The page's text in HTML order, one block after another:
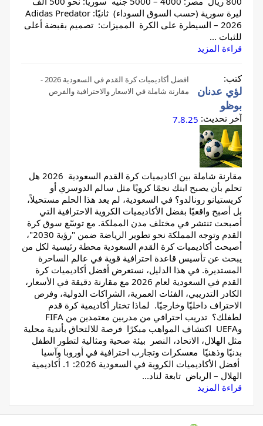
ليرة سورية (حسب السوق السوداء) ثانيًا: Adidas Predator
2026 – السيطرة على الكرة المميزات: تصميم بقبضة أعلى
للثبات ...
قراءة المزيد
افضل أكاديميات كرة القدم في السعودية 2026 -
مقارنة شاملة في الاسعار والاحترافية والفرص
كتب:
لؤي عدنان
بوظو
آخر تحديث: 7.8.25
مقارنة شاملة بين اكاديميات كرة القدم السعودية 2026 هل
تحلم بأن يصبح ابنك نجمًا كرويًا مثل سالم الدوسري أو
كريستيانو رونالدو؟ في السعودية، لم يعد هذا الحلم مستحيلاً،
بل أصبح واقعيًا بفضل الأكاديميات الكروية الاحترافية التي
أصبحت تنتشر في مختلف مدن المملكة. مع توسّع سوق كرة
القدم وتوجه المملكة نحو تطوير الرياضة ضمن "رؤية 2030"،
أصبحت أكاديميات كرة القدم السعودية محطة رئيسية لكل من
يبحث عن تأسيس قاعدة احترافية قوية في عالم الساحرة
المستديرة. في هذا الدليل، نستعرض أفضل أكاديميات كرة
القدم في السعودية لعام 2026 مع مقارنة دقيقة في الأسعار،
الكادر التدريبي، الفئات العمرية، الشراكات الدولية، وفرص
الاحتراف داخليًا وخارجيًا. لماذا تختار أكاديمية كرة قدم
لطفلك؟ تدريب احترافي من مدربين معتمدين من FIFA
وUEFA اكتشاف المواهب مبكرًا فرصة للالتحاق بأندية محلية
مثل الهلال، الاتحاد، النصر بيئة صحية ومثالية لتطور الطفل
بدنيًا وذهنيًا معسكرات وتجارب احترافية في أوروبا وآسيا
أفضل الأكاديميات الكروية في السعودية 2026: 1. أكاديمية
الهلال – الرياض تابعة لناد...
قراءة المزيد